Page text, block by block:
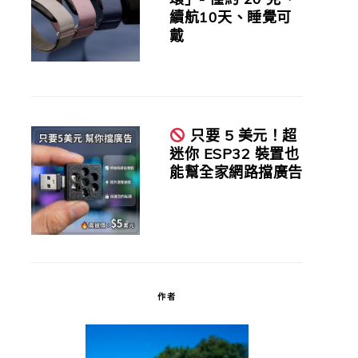
續航10天、睡覺可
戴
只要 5 美元！超
迷你 ESP32 裝置也
能幫全家網路擋廣告
作者